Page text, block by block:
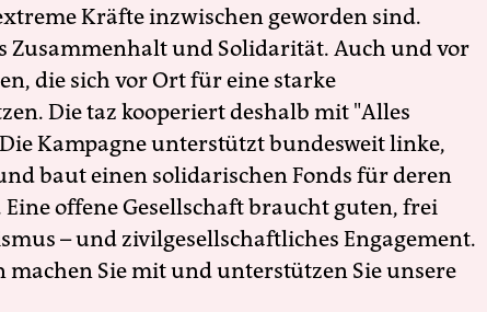
Kräfte inzwischen geworden sind.
Zusammenhalt und Solidarität. Auch und vor
die sich vor Ort für eine starke
Die taz kooperiert deshalb mit "Alles
Kampagne unterstützt bundesweit linke,
baut einen solidarischen Fonds für deren
offene Gesellschaft braucht guten, frei
– und zivilgesellschaftliches Engagement.
machen Sie mit und unterstützen Sie unsere